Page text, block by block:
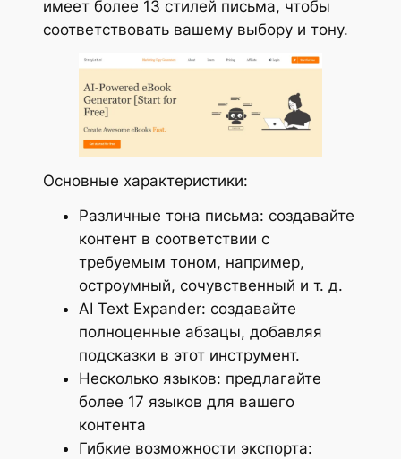
имеет более 13 стилей письма, чтобы
соответствовать вашему выбору и тону.
Основные характеристики:
Различные тона письма: создавайте
контент в соответствии с
требуемым тоном, например,
остроумный, сочувственный и т. д.
AI Text Expander: создавайте
полноценные абзацы, добавляя
подсказки в этот инструмент.
Несколько языков: предлагайте
более 17 языков для вашего
контента
Гибкие возможности экспорта: